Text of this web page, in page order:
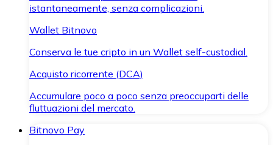
istantaneamente, senza complicazioni.
Wallet Bitnovo
Conserva le tue cripto in un Wallet self-custodial.
Acquisto ricorrente (DCA)
Accumulare poco a poco senza preoccuparti delle
fluttuazioni del mercato.
Bitnovo Pay